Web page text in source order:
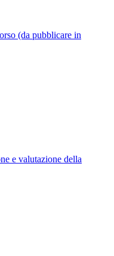
(da pubblicare in
e valutazione della